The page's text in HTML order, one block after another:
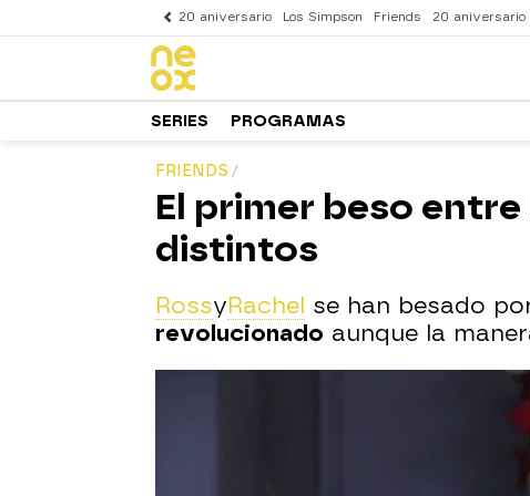
20 aniversario Los Simpson Friends 20 aniversario
SERIES PROGRAMAS
FRIENDS
El primer beso
distintos
RossyRachel se han besado
revolucionado aunque la